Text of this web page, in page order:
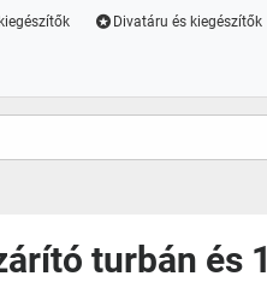
Divatáru és kiegészítők
turbán és